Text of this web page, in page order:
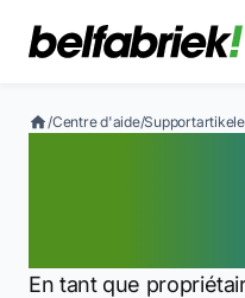
/Centre d'aide/
En tant que